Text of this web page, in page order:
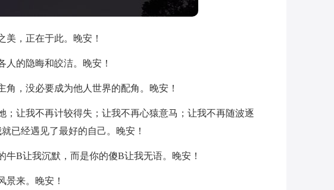
美，正在于此。晚安！
人的隐晦和皎洁。晚安！
，没必要成为他人世界的配角。晚安！
；让我不再计较得失；让我不再心猿意马；让我不再随波逐
已经遇见了最好的自己。晚安！
B让我沉默，而是你的傻B让我无语。晚安！
景来。晚安！